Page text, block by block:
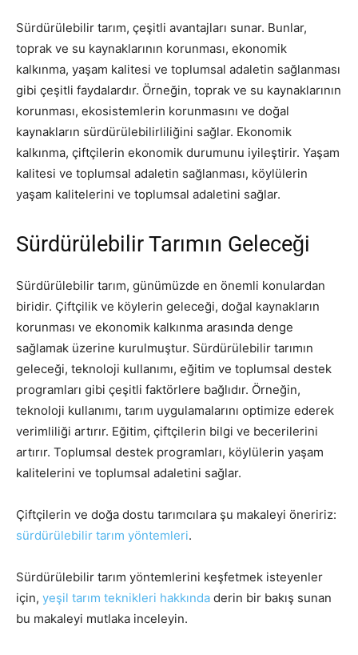
Sürdürülebilir tarım, çeşitli avantajları sunar. Bunlar,
toprak ve su kaynaklarının korunması, ekonomik
kalkınma, yaşam kalitesi ve toplumsal adaletin sağlanması
gibi çeşitli faydalardır. Örneğin, toprak ve su kaynaklarının
korunması, ekosistemlerin korunmasını ve doğal
kaynakların sürdürülebilirliliğini sağlar. Ekonomik
kalkınma, çiftçilerin ekonomik durumunu iyileştirir. Yaşam
kalitesi ve toplumsal adaletin sağlanması, köylülerin
yaşam kalitelerini ve toplumsal adaletini sağlar.
Sürdürülebilir Tarımın Geleceği
Sürdürülebilir tarım, günümüzde en önemli konulardan
biridir. Çiftçilik ve köylerin geleceği, doğal kaynakların
korunması ve ekonomik kalkınma arasında denge
sağlamak üzerine kurulmuştur. Sürdürülebilir tarımın
geleceği, teknoloji kullanımı, eğitim ve toplumsal destek
programları gibi çeşitli faktörlere bağlıdır. Örneğin,
teknoloji kullanımı, tarım uygulamalarını optimize ederek
verimliliği artırır. Eğitim, çiftçilerin bilgi ve becerilerini
artırır. Toplumsal destek programları, köylülerin yaşam
kalitelerini ve toplumsal adaletini sağlar.
Çiftçilerin ve doğa dostu tarımcılara şu makaleyi öneririz:
sürdürülebilir tarım yöntemleri.
Sürdürülebilir tarım yöntemlerini keşfetmek isteyenler
için, yeşil tarım teknikleri hakkında derin bir bakış sunan
bu makaleyi mutlaka inceleyin.